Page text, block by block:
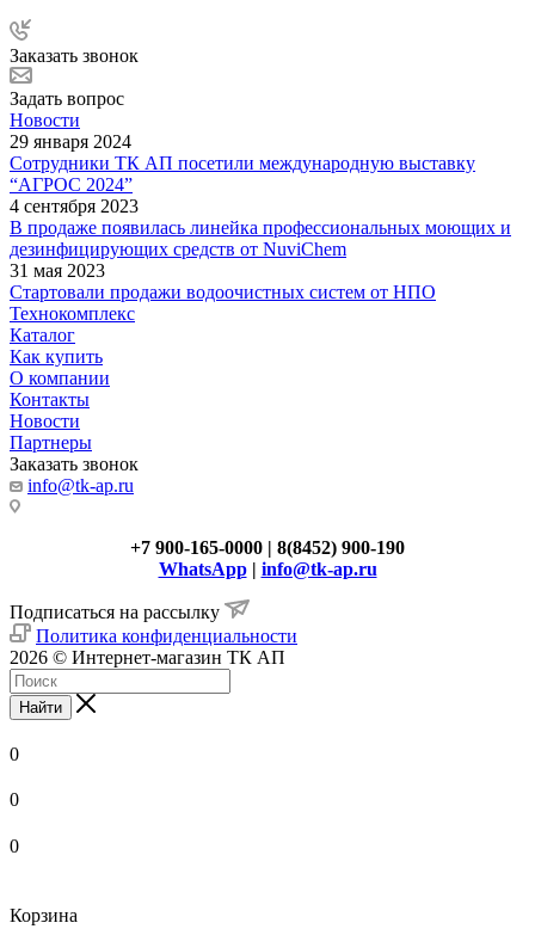
Заказать звонок
Задать вопрос
Новости
29 января 2024
Сотрудники ТК АП посетили международную выставку
“АГРОС 2024”
4 сентября 2023
В продаже появилась линейка профессиональных моющих и
дезинфицирующих средств от NuviChem
31 мая 2023
Стартовали продажи водоочистных систем от НПО
Технокомплекс
Каталог
Как купить
О компании
Контакты
Новости
Партнеры
Заказать звонок
info@tk-ap.ru
+7 900-165-0000 | 8(8452) 900-190
WhatsApp| info@tk-ap.ru
Подписаться на рассылку
Политика конфиденциальности
2026 © Интернет-магазин ТК АП
Найти
0
0
0
Корзина